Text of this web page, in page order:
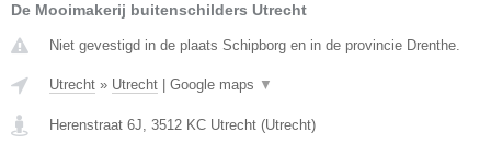
De Mooimakerij buitenschilders Utrecht
Niet gevestigd in de plaats Schipborg en in de provincie Drenthe.
Utrecht » Utrecht Google maps ▼
Herenstraat 6J, 3512 KC Utrecht (Utrecht)